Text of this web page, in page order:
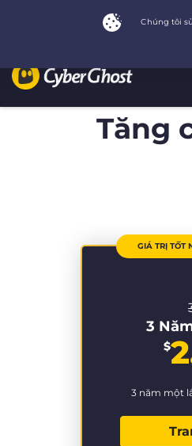
Tăng
GIÁ TRỊ TỐT
3
$
3 năm một